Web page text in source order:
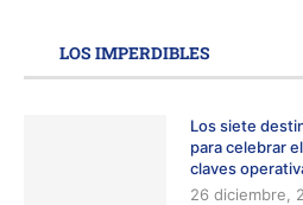
LOS IMPERDIBLES
Los siete
para celebrar
claves
26 diciembre,